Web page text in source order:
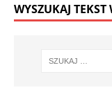
WYSZUKAJ